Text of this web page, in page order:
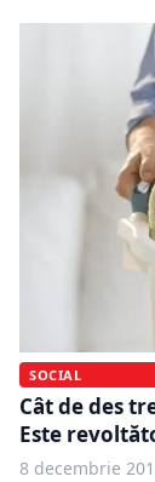
SOCIAL
Cât de des
Este
8 decembrie